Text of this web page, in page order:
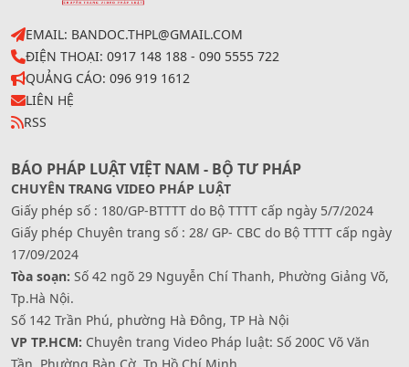
EMAIL: BANDOC.THPL@GMAIL.COM
ĐIỆN THOẠI: 0917 148 188 - 090 5555 722
QUẢNG CÁO: 096 919 1612
LIÊN HỆ
RSS
BÁO PHÁP LUẬT VIỆT NAM - BỘ TƯ PHÁP
CHUYÊN TRANG VIDEO PHÁP LUẬT
Giấy phép số : 180/GP-BTTTT do Bộ TTTT cấp ngày 5/7/2024
Giấy phép Chuyên trang số : 28/ GP- CBC do Bộ TTTT cấp ngày
17/09/2024
Tòa soạn: Số 42 ngõ 29 Nguyễn Chí Thanh, Phường Giảng Võ,
Tp.Hà Nội.
Số 142 Trần Phú, phường Hà Đông, TP Hà Nội
VP TP.HCM: Chuyên trang Video Pháp luật: Số 200C Võ Văn